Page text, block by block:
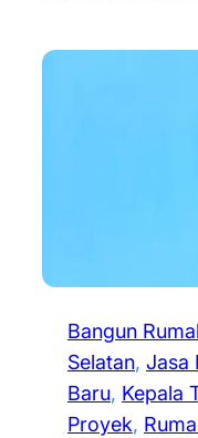
Bangun
Selatan, Jasa
Baru, Kepala
Proyek,